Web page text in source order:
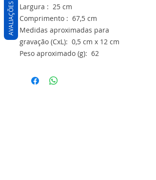
Largura : 25 cm
Comprimento : 67,5 cm
Medidas aproximadas para
gravação (CxL): 0,5 cm x 12 cm
Peso aproximado (g): 62
AVALIAÇÕES